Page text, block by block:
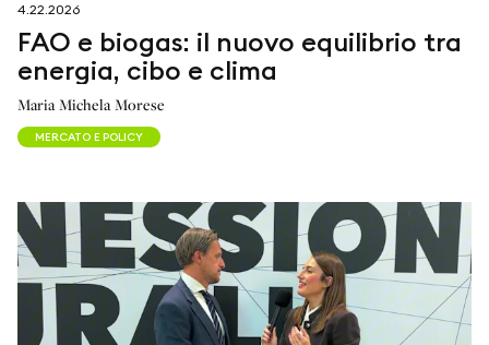
4.22.2026
FAO e biogas: il nuovo equilibrio tra
energia, cibo e clima
Maria Michela Morese
MERCATO E POLICY